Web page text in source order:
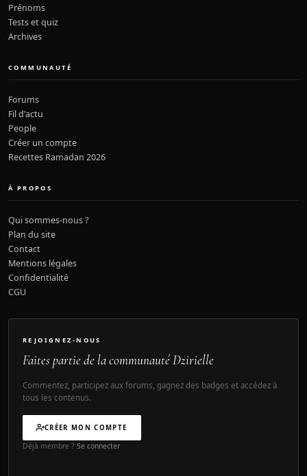
Prénoms
Tests et quiz
Archives
COMMUNAUTÉ
Forums
Fil d’actu
People
Créer un compte
Recettes Ramadan 2026
À PROPOS
Qui sommes-nous ?
Plan du site
Contact
Mentions légales
Confidentialité
CGU
REJOIGNEZ-NOUS
Faites partie de la communauté Dzirielle
Commentez, participez aux forums, gagnez des badges et accédez à
tous les contenus.
CRÉER MON COMPTE
Déjà membre ? Se connecter